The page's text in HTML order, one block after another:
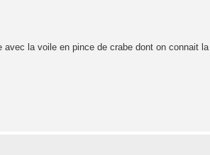
la voile en pince de crabe dont on connait la